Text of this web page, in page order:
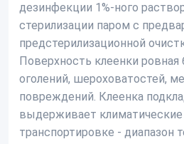
дезинфекции 1%-ного
стерилизации паром с
предстерилизационной
Поверхность клеенки ровная
оголений, шероховатостей,
повреждений. Клеенка
выдерживает
транспортировке - диапазон